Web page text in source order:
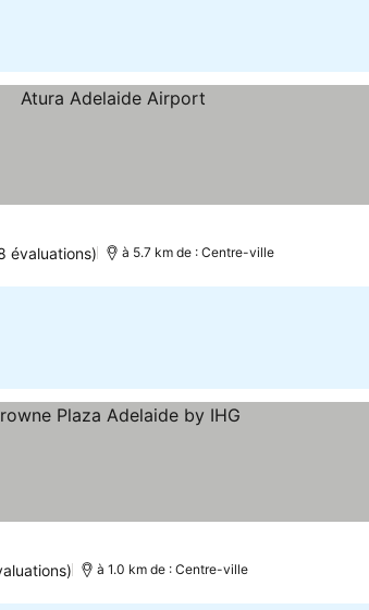
évaluations) à 5.7 km de : Centre-ville
à 1.0 km de : Centre-ville